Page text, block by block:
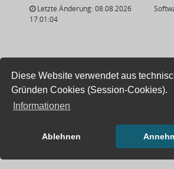
Diese Website verwendet aus
Gründen Cookies (Session-Cookies).
Informationen
Ablehnen
Letzte Änderung: 08.08.2026
17:01:04